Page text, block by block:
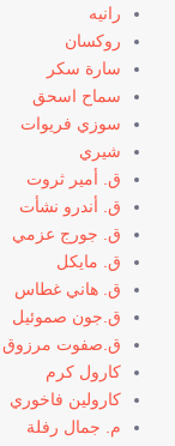
رانيه
روكسان
سارة سكر
سماح اسحق
سوزي فريوات
شيري
ق. أمير ثروت
ق. أندرو نشأت
ق. جورج عزمي
ق. مايكل
ق. هاني غطاس
ق.جون صموئيل
ق.صفوت مرزوق
كارول كرم
كارولين فاخوري
م. جمال رفلة